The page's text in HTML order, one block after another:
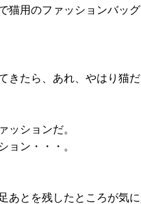
猫用のファッションバッ
きたら、あれ、やはり猫だ
ッションだ。
ョン・・・。
あとを残したところが気に